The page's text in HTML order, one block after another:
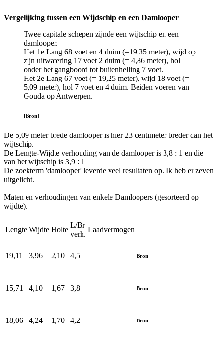
Vergelijking tussen een Wijdschip en een Damlooper
Twee capitale schepen zijnde een wijtschip en een
damlooper.
Het 1e Lang 68 voet en 4 duim (=19,35 meter), wijd op
zijn uitwatering 17 voet 2 duim (= 4,86 meter), hol
onder het gangboord tot buitenhelling 7 voet.
Het 2e Lang 67 voet (= 19,25 meter), wijd 18 voet (=
5,09 meter), hol 7 voet en 4 duim. Beiden voeren van
Gouda op Antwerpen.
[Bron]
De 5,09 meter brede damlooper is hier 23 centimeter breder dan het
wijtschip.
De Lengte-Wijdte verhouding van de damlooper is 3,8 : 1 en die
van het wijtschip is 3,9 : 1
De zoekterm 'damlooper' leverde veel resultaten op. Ik heb er zeven
uitgelicht.
Maten en verhoudingen van enkele Damloopers (gesorteerd op
wijdte).
Lengte Wijdte Holte
L/Br
verh.
Laadvermogen
19,11 3,96 2,10 4,5 Bron
15,71 4,10 1,67 3,8 Bron
18,06 4,24 1,70 4,2 Bron